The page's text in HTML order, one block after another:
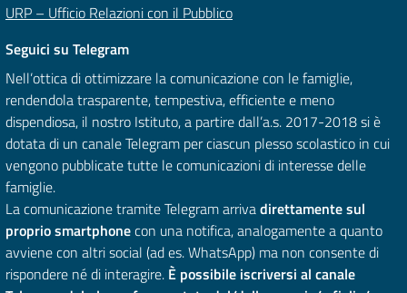
URP – Ufficio Relazioni con il Pubblico
Seguici su Telegram
Nell’ottica di ottimizzare la comunicazione con le famiglie,
rendendola trasparente, tempestiva, efficiente e meno
dispendiosa, il nostro Istituto, a partire dall’a.s. 2017-2018 si è
dotata di un canale Telegram per ciascun plesso scolastico in cui
vengono pubblicate tutte le comunicazioni di interesse delle
famiglie.
La comunicazione tramite Telegram arrivadirettamente sul
proprio smartphonecon una notifica, analogamente a quanto
avviene con altri social (ad es. WhatsApp) ma non consente di
rispondere né di interagire. È possibile iscriversi al canale